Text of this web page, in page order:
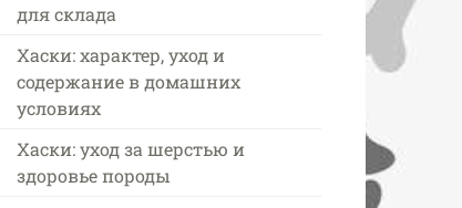
для склада
Хаски: характер, уход и
содержание в домашних
условиях
Хаски: уход за шерстью и
здоровье породы